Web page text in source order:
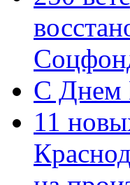
С Днем
11